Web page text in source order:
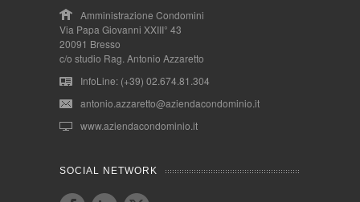
Amministrazione Condomini
Via Papa Giovanni XXIII° 43
20091 Bresso
c/o studio Rag. Antonio Azzaretto
InfoLine: (+39) 02.674.81.304
antonio.azzaretto@aziendacondominio.it
www.aziendacondominio.it
SOCIAL NETWORK